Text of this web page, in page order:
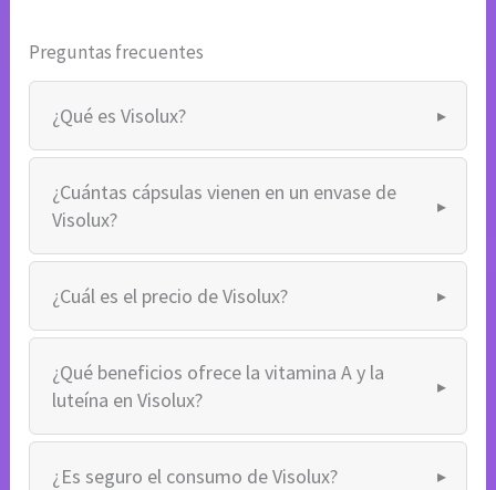
Preguntas frecuentes
¿Qué es Visolux?
¿Cuántas cápsulas vienen en un envase de
Visolux?
¿Cuál es el precio de Visolux?
¿Qué beneficios ofrece la vitamina A y la
luteína en Visolux?
¿Es seguro el consumo de Visolux?